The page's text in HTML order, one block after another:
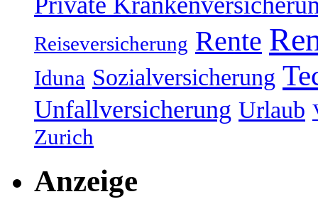
Reiseversicherung Rente
Iduna Sozialversicherung
Unfallversicherung Urlaub
Zurich
Anzeige